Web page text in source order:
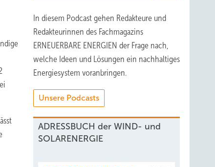
In diesem Podcast gehen Redakteure und
Redakteurinnen des Fachmagazins
ERNEUERBARE ENERGIEN der Frage nach,
welche Ideen und Lösungen ein nachhaltiges
Energiesystem voranbringen.
Unsere Podcasts
ADRESSBUCH der WIND- und
SOLARENERGIE